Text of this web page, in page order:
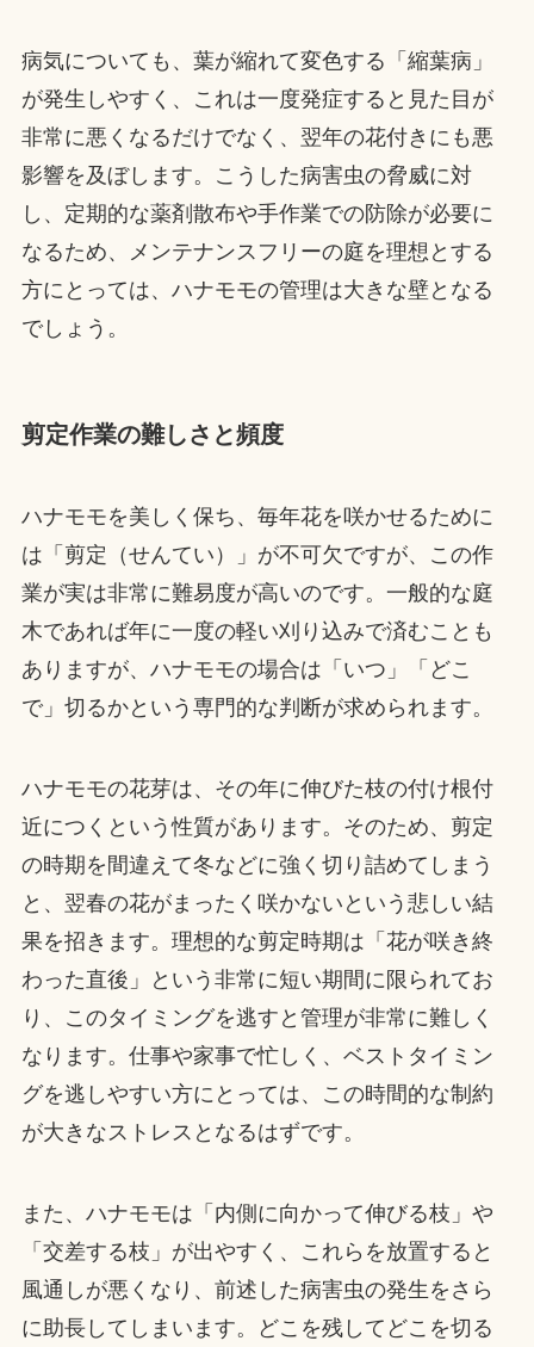
病気についても、葉が縮れて変色する「縮葉病」
が発生しやすく、これは一度発症すると見た目が
非常に悪くなるだけでなく、翌年の花付きにも悪
影響を及ぼします。こうした病害虫の脅威に対
し、定期的な薬剤散布や手作業での防除が必要に
なるため、メンテナンスフリーの庭を理想とする
方にとっては、ハナモモの管理は大きな壁となる
でしょう。
剪定作業の難しさと頻度
ハナモモを美しく保ち、毎年花を咲かせるために
は「剪定（せんてい）」が不可欠ですが、この作
業が実は非常に難易度が高いのです。一般的な庭
木であれば年に一度の軽い刈り込みで済むことも
ありますが、ハナモモの場合は「いつ」「どこ
で」切るかという専門的な判断が求められます。
ハナモモの花芽は、その年に伸びた枝の付け根付
近につくという性質があります。そのため、剪定
の時期を間違えて冬などに強く切り詰めてしまう
と、翌春の花がまったく咲かないという悲しい結
果を招きます。理想的な剪定時期は「花が咲き終
わった直後」という非常に短い期間に限られてお
り、このタイミングを逃すと管理が非常に難しく
なります。仕事や家事で忙しく、ベストタイミン
グを逃しやすい方にとっては、この時間的な制約
が大きなストレスとなるはずです。
また、ハナモモは「内側に向かって伸びる枝」や
「交差する枝」が出やすく、これらを放置すると
風通しが悪くなり、前述した病害虫の発生をさら
に助長してしまいます。どこを残してどこを切る